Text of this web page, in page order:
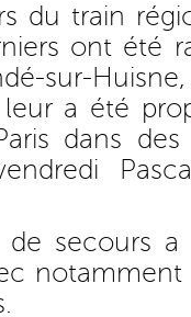
du train
ont été
sur-
a été
dans
de secours